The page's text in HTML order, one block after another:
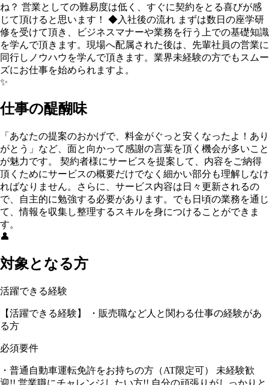
ね？ 営業としての難易度は低く、すぐに契約をとる喜びが感
じて頂けると思います！ ◆入社後の流れ まずは数日の座学研
修を受けて頂き、ビジネスマナーや業務を行う上での基礎知識
を学んで頂きます。現場へ配属された後は、先輩社員の営業に
同行しノウハウを学んで頂きます。業界未経験の方でもスムー
ズにお仕事を始められますよ。
✨
仕事の醍醐味
「あなたの提案のおかげで、料金がぐっと安くなったよ！あり
がとう」など、面と向かって感謝の言葉を頂く機会が多いこと
が魅力です。 契約者様にサービスを提案して、内容をご納得
頂くためにサービスの概要だけでなく細かい部分も理解しなけ
ればなりません。さらに、サービス内容は日々更新されるの
で、自主的に勉強する必要があります。でも日頃の業務を通じ
て、情報を収集し整理するスキルを身につけることができま
す。
👤
対象となる方
活躍できる経験
【活躍できる経験】 ・販売職など人と関わる仕事の経験があ
る方
必須要件
・普通自動車運転免許をお持ちの方（AT限定可） 未経験歓